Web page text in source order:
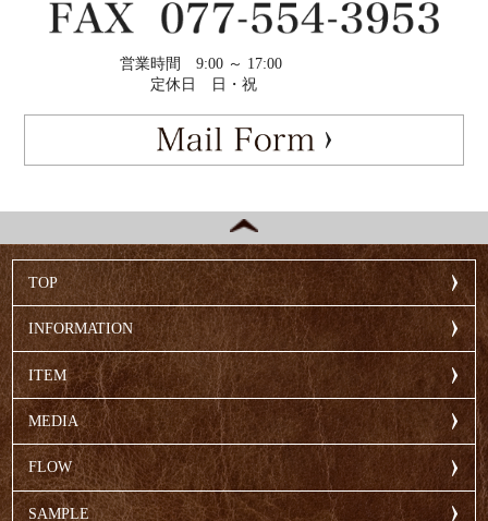
営業時間
9:00 ～ 17:00
定休日
日・祝
TOP
INFORMATION
ITEM
MEDIA
FLOW
SAMPLE